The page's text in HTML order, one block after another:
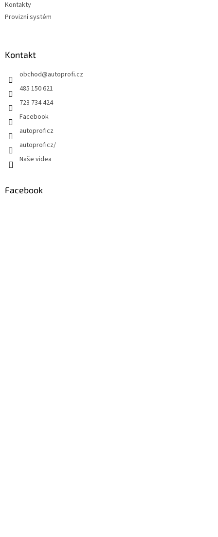
Kontakty
Provizní systém
Kontakt
obchod@autoprofi.cz
485 150 621
723 734 424
Facebook
autoproficz
autoproficz/
Naše videa
Facebook